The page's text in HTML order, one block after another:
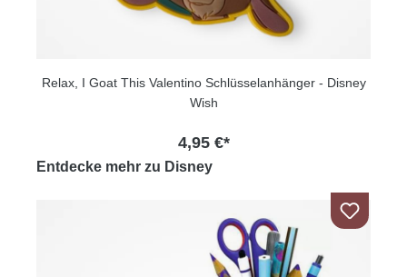
Relax, I Goat This Valentino Schlüsselanhänger - Disney
Wish
4,95 €*
Entdecke mehr zu Disney